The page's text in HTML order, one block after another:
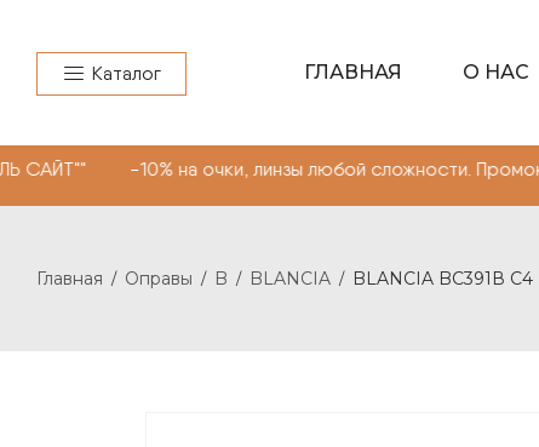
Каталог ГЛАВНАЯ О НАС
очки, линзы любой сложности. Промокод
Главная / Оправы / B / BLANCIA / BLANCIA BC391В C4